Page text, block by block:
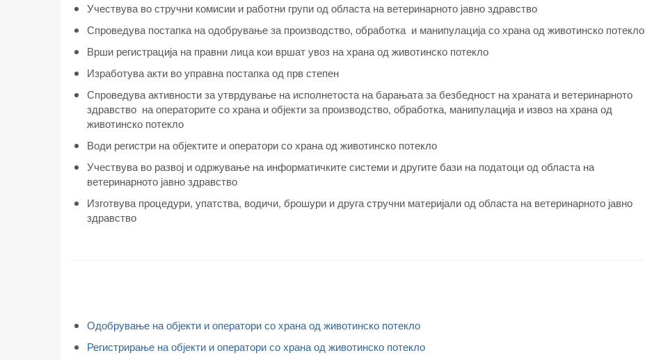
Учествува во стручни комисии и работни групи од областа на ветеринарното јавно здравство
Спроведува постапка на одобрување за производство, обработка и манипулација со храна од животинско потекло
Врши регистрација на правни лица кои вршат увоз на храна од животинско потекло
Изработува акти во управна постапка од прв степен
Спроведува активности за утврдување на исполнетоста на барањата за безбедност на храната и ветеринарното
здравство на операторите со храна и објекти за производство, обработка, манипулација и извоз на храна од
животинско потекло
Води регистри на објектите и оператори со храна од животинско потекло
Учествува во развој и одржување на информатичките системи и другите бази на податоци од областа на
ветеринарното јавно здравство
Изготвува процедури, упатства, водичи, брошури и друга стручни материјали од областа на ветеринарното јавно
здравство
Одобрување на објекти и оператори со храна од животинско потекло
Регистрирање на објекти и оператори со храна од животинско потекло